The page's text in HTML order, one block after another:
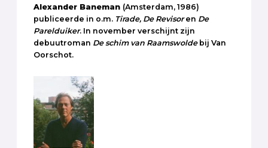
Alexander Baneman (Amsterdam, 1986)
publiceerde in o.m. Tirade, De Revisoren De
Parelduiker. In november verschijnt zijn
debuutroman De schim van Raamswolde bij Van
Oorschot.